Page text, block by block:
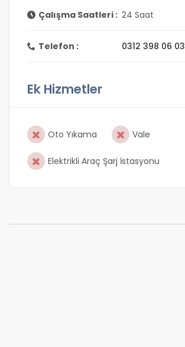
Çalışma Saatleri : 24 Saat
Telefon : 0312 398 06 03
Ek Hizmetler
Oto Yıkama Vale
Elektrikli Araç Şarj İstasyonu